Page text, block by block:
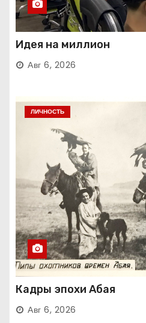
Идея на миллион
Авг 6, 2026
ЛИЧНОСТЬ
Кадры эпохи Абая
Авг 6, 2026